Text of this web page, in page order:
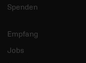
Spenden
Empfang
Jobs